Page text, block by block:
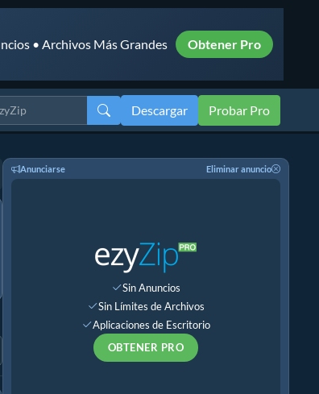
• Archivos Más Grandes Obtener Pro
Descargar Probar Pro
Anunciarse Eliminar anuncio
Sin Anuncios
Sin Límites de Archivos
Aplicaciones de Escritorio
OBTENER PRO